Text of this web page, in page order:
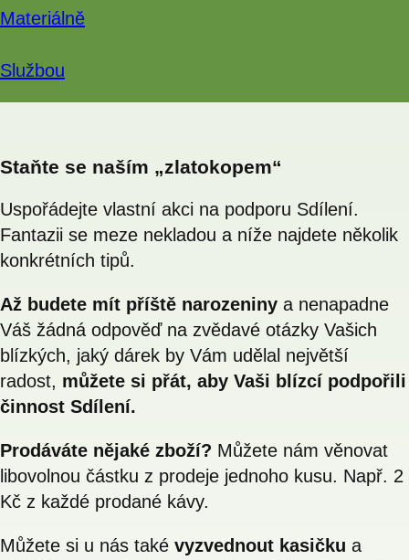
Materiálně
Službou
Staňte se naším „zlatokopem“
Uspořádejte vlastní akci na podporu Sdílení.
Fantazii se meze nekladou a níže najdete několik
konkrétních tipů.
Až budete mít příště narozeniny a nenapadne
Váš žádná odpověď na zvědavé otázky Vašich
blízkých, jaký dárek by Vám udělal největší
radost, můžete si přát, aby Vaši blízcí podpořili
činnost Sdílení.
Prodáváte nějaké zboží? Můžete nám věnovat
libovolnou částku z prodeje jednoho kusu. Např. 2
Kč z každé prodané kávy.
Můžete si u nás také vyzvednout kasičku a